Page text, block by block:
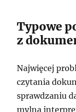
Typowe
z
Najwięcej
czytania
sprawdzaniu
mylna